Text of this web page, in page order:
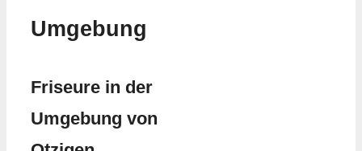
Umgebung
Friseure in der
Umgebung von